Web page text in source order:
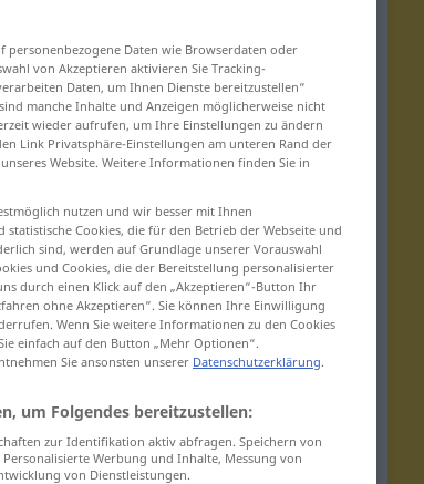
Haufwerk
rubble
Daten wie Browserdaten oder
von Akzeptieren aktivieren Sie Tracking-
Daten, um Ihnen Dienste bereitzustellen“
manche Inhalte und Anzeigen möglicherweise nicht
wieder aufrufen, um Ihre Einstellungen zu ändern
Link Privatsphäre-Einstellungen am unteren Rand der
Website. Weitere Informationen finden Sie in
nutzen und wir besser mit Ihnen
Cookies, die für den Betrieb der Webseite und
sind, werden auf Grundlage unserer Vorauswahl
und Cookies, die der Bereitstellung personalisierter
durch einen Klick auf den „Akzeptieren“-Button Ihr
ohne Akzeptieren“. Sie können Ihre Einwilligung
Wenn Sie weitere Informationen zu den Cookies
einfach auf den Button „Mehr Optionen“.
Sie ansonsten unserer Datenschutzerklärung.
um Folgendes bereitzustellen:
zur Identifikation aktiv abfragen. Speichern von
Werbung und Inhalte, Messung von
von Dienstleistungen.